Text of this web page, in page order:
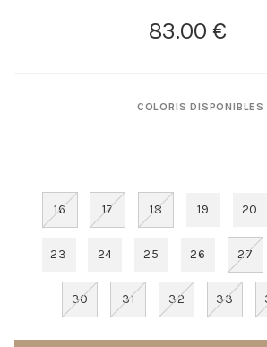
COLORIS DISPONIBLES
16 17 18 19 20
23 24 25 26 27
30 31 32 33